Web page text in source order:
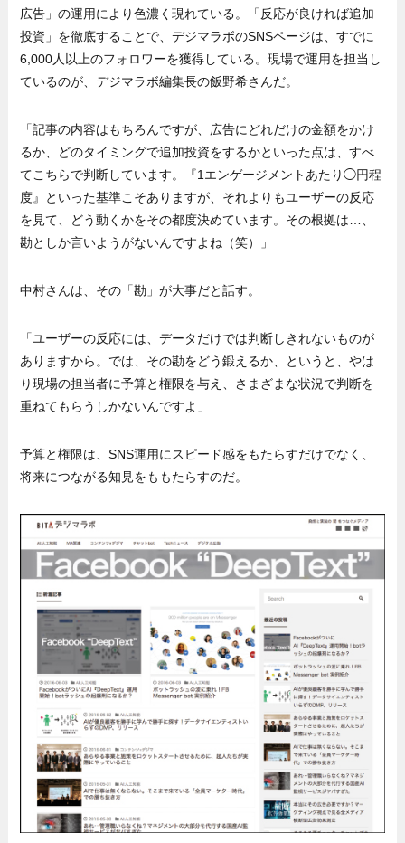
広告」の運用により色濃く現れている。「反応が良ければ追加
投資」を徹底することで、デジマラボのSNSページは、すでに
6,000人以上のフォロワーを獲得している。現場で運用を担当し
ているのが、デジマラボ編集長の飯野希さんだ。
「記事の内容はもちろんですが、広告にどれだけの金額をかけ
るか、どのタイミングで追加投資をするかといった点は、すべ
てこちらで判断しています。『1エンゲージメントあたり◯円程
度』といった基準こそありますが、それよりもユーザーの反応
を見て、どう動くかをその都度決めています。その根拠は…、
勘としか言いようがないんですよね（笑）」
中村さんは、その「勘」が大事だと話す。
「ユーザーの反応には、データだけでは判断しきれないものが
ありますから。では、その勘をどう鍛えるか、というと、やは
り現場の担当者に予算と権限を与え、さまざまな状況で判断を
重ねてもらうしかないんですよ」
予算と権限は、SNS運用にスピード感をもたらすだけでなく、
将来につながる知見をももたらすのだ。